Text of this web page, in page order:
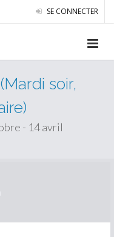
SE CONNECTER
soir,
- 14 avril